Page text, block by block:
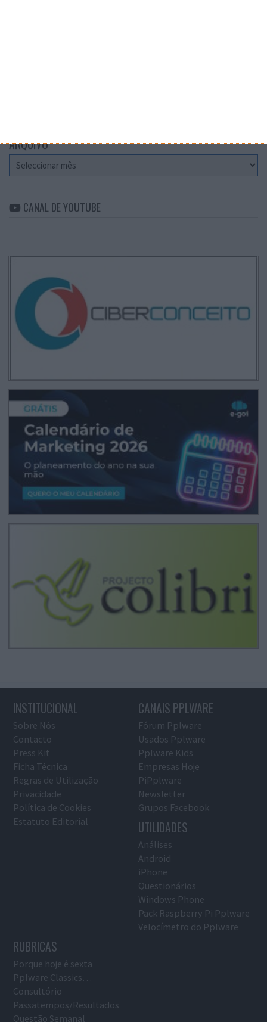
ARQUIVO
Arquivo
CANAL DE YOUTUBE
INSTITUCIONAL
Sobre Nós
Contacto
Press Kit
Ficha Técnica
Regras de Utilização
Privacidade
Política de Cookies
Estatuto Editorial
CANAIS PPLWARE
Fórum Pplware
Usados Pplware
Pplware Kids
Empresas Hoje
PiPplware
Newsletter
Grupos Facebook
UTILIDADES
Análises
Android
iPhone
Questionários
Windows Phone
Pack Raspberry Pi Pplware
Velocímetro do Pplware
RUBRICAS
Porque hoje é sexta
Pplware Classics…
Consultório
Passatempos/Resultados
Questão Semanal